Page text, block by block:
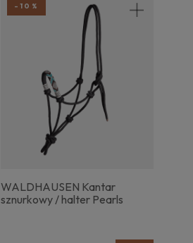
WALDHAUSEN Kantar
sznurkowy / halter Pearls
-10%